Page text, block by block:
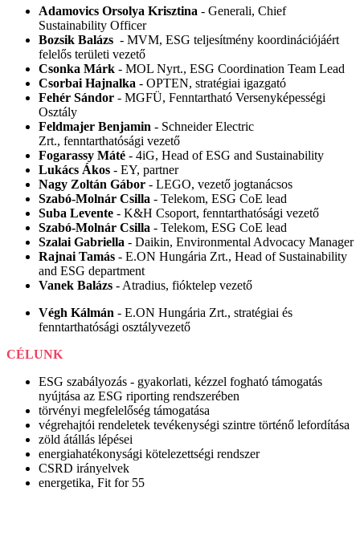
Adamovics Orsolya Krisztina - Generali, Chief
Sustainability Officer
Bozsik Balázs - MVM, ESG teljesítmény koordinációjáért
felelős területi vezető
Csonka Márk - MOL Nyrt., ESG Coordination Team Lead
Csorbai Hajnalka - OPTEN, stratégiai igazgató
Fehér Sándor - MGFÜ, Fenntartható Versenyképességi
Osztály
Feldmajer Benjamin - Schneider Electric
Zrt., fenntarthatósági vezető
Fogarassy Máté - 4iG, Head of ESG and Sustainability
Lukács Ákos - EY, partner
Nagy Zoltán Gábor - LEGO, vezető jogtanácsos
Szabó-Molnár Csilla - Telekom, ESG CoE lead
Suba Levente - K&H Csoport, fenntarthatósági vezető
Szabó-Molnár Csilla - Telekom, ESG CoE lead
Szalai Gabriella - Daikin, Environmental Advocacy Manager
Rajnai Tamás - E.ON Hungária Zrt., Head of Sustainability
and ESG department
Vanek Balázs - Atradius, fióktelep vezető
Végh Kálmán - E.ON Hungária Zrt., stratégiai és
fenntarthatósági osztályvezető
CÉLUNK
ESG szabályozás - gyakorlati, kézzel fogható támogatás
nyújtása az ESG riporting rendszerében
törvényi megfelelőség támogatása
végrehajtói rendeletek tevékenységi szintre történő lefordítása
zöld átállás lépései
energiahatékonysági kötelezettségi rendszer
CSRD irányelvek
energetika, Fit for 55